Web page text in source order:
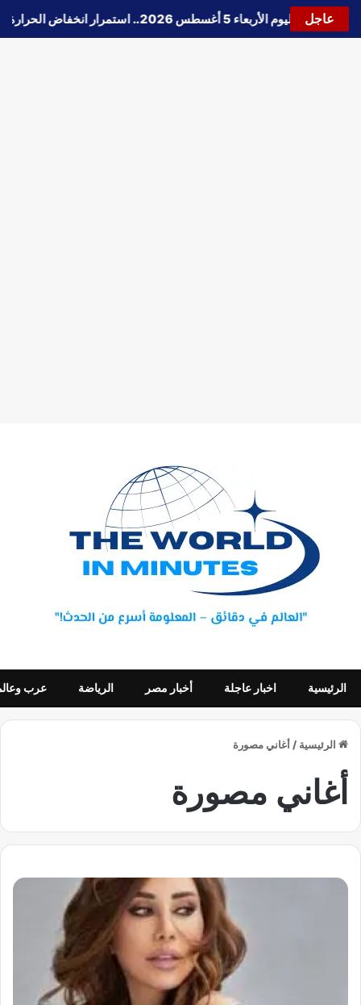
عاجل
حالة الطقس اليوم الأربعاء 5 أغسطس 2026.. استمرار انخفاض الحرارة وتحذيرات من الشبورة واضطراب الملاحة
الرئيسية اخبار عاجلة أخبار مصر الرياضة عرب
الرئيسية / أغاني مصورة
أغاني مصورة